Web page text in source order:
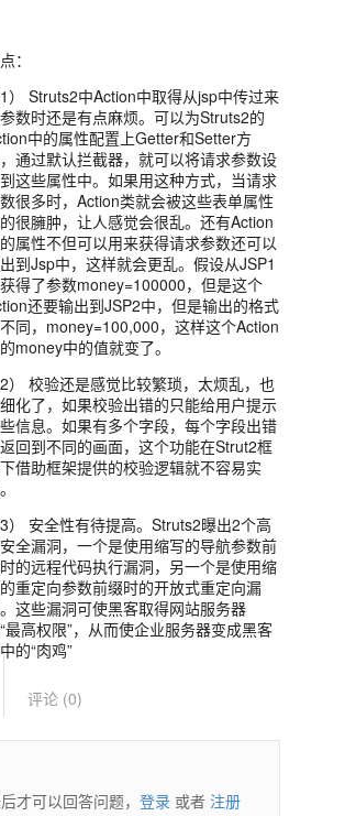
：
1） Struts2中Action中取得从jsp中传过来
数时还是有点麻烦。可以为Struts2的
中的属性配置上Getter和Setter方
通过默认拦截器，就可以将请求参数设
这些属性中。如果用这种方式，当请求
很多时，Action类就会被这些表单属性
很臃肿，让人感觉会很乱。还有Action
属性不但可以用来获得请求参数还可以
到Jsp中，这样就会更乱。假设从JSP1
得了参数money=100000，但是这个
还要输出到JSP2中，但是输出的格式
同，money=100,000，这样这个Action
money中的值就变了。
2） 校验还是感觉比较繁琐，太烦乱，也
化了，如果校验出错的只能给用户提示
信息。如果有多个字段，每个字段出错
回到不同的画面，这个功能在Strut2框
借助框架提供的校验逻辑就不容易实
3） 安全性有待提高。Struts2曝出2个高
全漏洞，一个是使用缩写的导航参数前
的远程代码执行漏洞，另一个是使用缩
重定向参数前缀时的开放式重定向漏
这些漏洞可使黑客取得网站服务器
最高权限”，从而使企业服务器变成黑客
的“肉鸡”
评论 (0)
才可以回答问题， 登录 或者 注册